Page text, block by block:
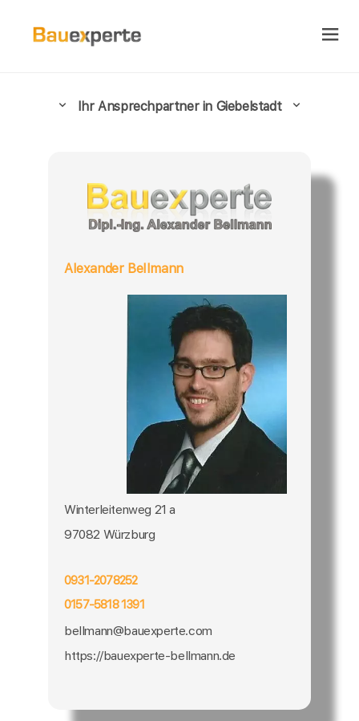
Ihr Ansprechpartner in Giebelstadt
Alexander Bellmann
Winterleitenweg 21 a
97082 Würzburg
0931-2078252
0157-5818 1391
bellmann@bauexperte.com
https://bauexperte-bellmann.de